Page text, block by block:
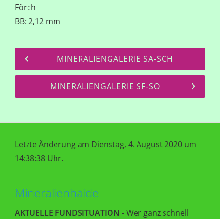
Förch
BB: 2,12 mm
MINERALIENGALERIE SA-SCH
MINERALIENGALERIE SF-SO
Letzte Änderung am Dienstag, 4. August 2020 um
14:38:38 Uhr.
Mineralienhalde
AKTUELLE FUNDSITUATION - Wer ganz schnell